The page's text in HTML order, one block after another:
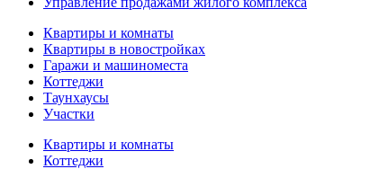
Квартиры и комнаты
Квартиры в новостройках
Гаражи и машиноместа
Коттеджи
Таунхаусы
Участки
Квартиры и комнаты
Коттеджи